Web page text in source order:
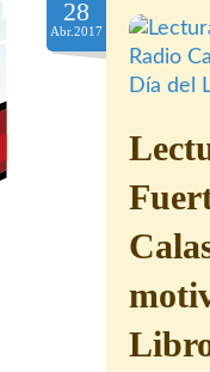
28
Abr.2017